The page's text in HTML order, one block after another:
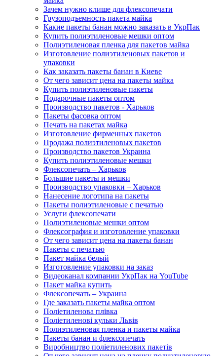
Зачем нужно клише для флексопечати
Грузоподъемность пакета майка
Какие пакеты банан можно заказать в УкрПак
Купить полиэтиленовые мешки оптом
Полиэтиленовая пленка для пакетов майка
Изготовление полиэтиленовых пакетов и
упаковки
Как заказать пакеты банан в Киеве
От чего зависит цена на пакеты майка
Купить полиэтиленовые пакеты
Подарочные пакеты оптом
Производство пакетов - Харьков
Пакеты фасовка оптом
Печать на пакетах майка
Изготовление фирменных пакетов
Продажа полиэтиленовых пакетов
Производство пакетов Украина
Купить полиэтиленовые мешки
Флексопечать – Харьков
Большие пакеты и мешки
Производство упаковки – Харьков
Нанесение логотипа на пакеты
Пакеты полиэтиленовые с печатью
Услуги флексопечати
Полиэтиленовые мешки оптом
Флексография и изготовление упаковки
От чего зависит цена на пакеты банан
Пакеты с печатью
Пакет майка белый
Изготовление упаковки на заказ
Видеоканал компании УкрПак на YouTube
Пакет майка купить
Флексопечать – Украина
Где заказать пакеты майка оптом
Поліетиленова плівка
Поліетиленові кульки Львів
Полиэтиленовая пленка и пакеты майка
Пакеты банан и флексопечать
Виробництво поліетиленових пакетів